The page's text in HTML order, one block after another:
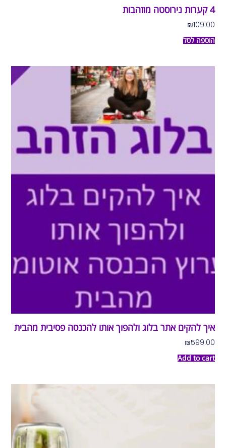
4 קערות נירוסטה מוזהבות
₪109.00
הוספה לסל
איך להקים אתר בלוג ולהפוך אותו להכנסה פסיבית מהבית
₪599.00
Add to cart